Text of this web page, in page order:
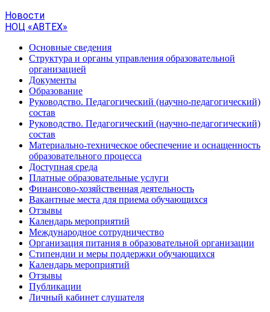
Новости
НОЦ «АВТЕХ»
Основные сведения
Структура и органы управления образовательной
организацией
Документы
Образование
Руководство. Педагогический (научно-педагогический)
состав
Руководство. Педагогический (научно-педагогический)
состав
Материально-техническое обеспечение и оснащенность
образовательного процесса
Доступная среда
Платные образовательные услуги
Финансово-хозяйственная деятельность
Вакантные места для приема обучающихся
Отзывы
Календарь мероприятий
Международное сотрудничество
Организация питания в образовательной организации
Стипендии и меры поддержки обучающихся
Календарь мероприятий
Отзывы
Публикации
Личный кабинет слушателя